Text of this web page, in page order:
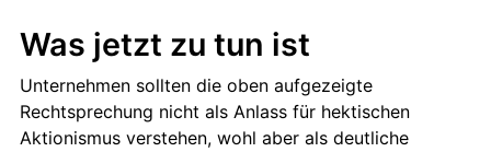
Was jetzt zu tun ist
Unternehmen sollten die oben aufgezeigte
Rechtsprechung nicht als Anlass für hektischen
Aktionismus verstehen, wohl aber als deutliche